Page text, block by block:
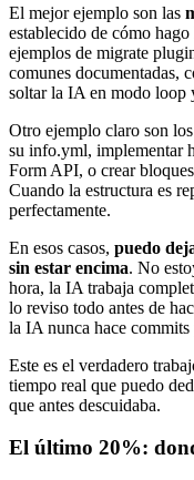
El mejor ejemplo son las
establecido de cómo
ejemplos de migrate
comunes documentadas,
soltar la IA en modo loop
Otro ejemplo claro son los
su info.yml, implementar
Form API, o crear
Cuando la estructura es
perfectamente.
En esos casos, puedo
sin estar encima. No
hora, la IA trabaja
lo reviso todo antes de
la IA nunca hace
Este es el verdadero
tiempo real que puedo
que antes descuidaba.
El último 20%: